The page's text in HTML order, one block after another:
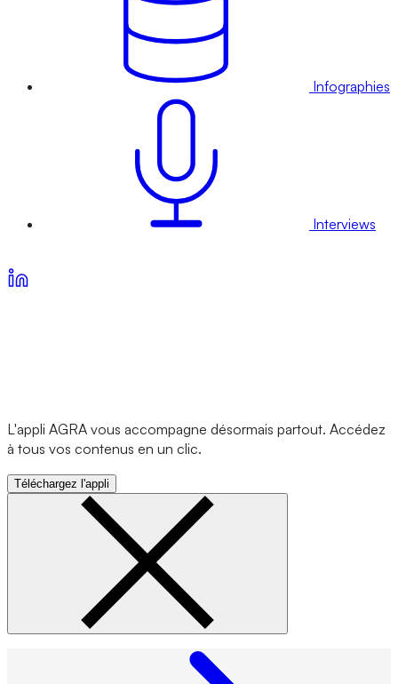
Infographies
Interviews
L'appli AGRA vous accompagne désormais partout. Accédez
à tous vos contenus en un clic.
Téléchargez l'appli